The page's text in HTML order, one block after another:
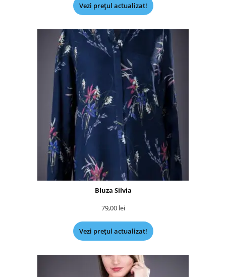
Vezi prețul actualizat!
Bluza Silvia
79,00 lei
Vezi prețul actualizat!